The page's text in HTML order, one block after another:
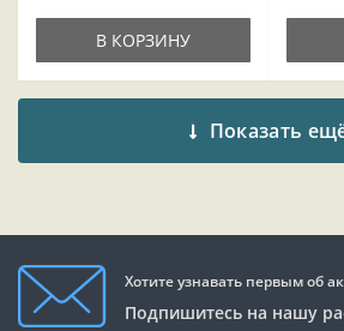
В КОРЗИНУ
Показать
Хотите узнавать первым об
Подпишитесь на нашу